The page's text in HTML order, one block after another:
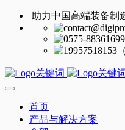
助力中国高端装备制
首页
产品与解决方案